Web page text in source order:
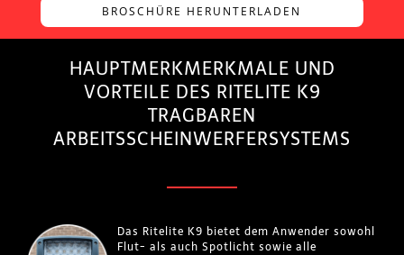
BROSCHÜRE HERUNTERLADEN
HAUPTMERKMERKMALE UND
VORTEILE DES RITELITE K9
TRAGBAREN
ARBEITSSCHEINWERFERSYSTEMS
Das Ritelite K9 bietet dem Anwender sowohl
Flut- als auch Spotlicht sowie alle